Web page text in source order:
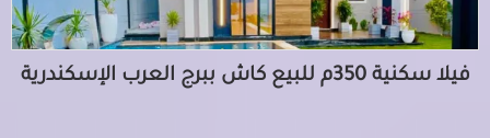
فيلا سكنية 350م للبيع كاش ببرج العرب الإسكندرية